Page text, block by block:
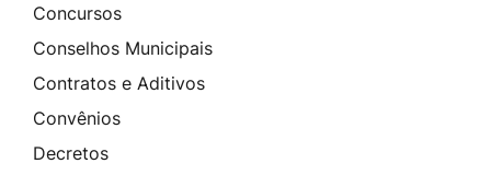
Concursos
Conselhos Municipais
Contratos e Aditivos
Convênios
Decretos